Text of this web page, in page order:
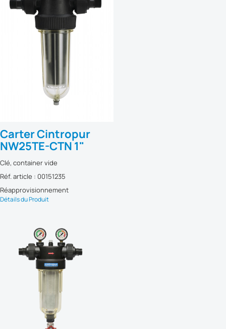
Carter Cintropur
NW25TE-CTN 1"
Clé, container vide
Réf. article : 00151235
Réapprovisionnement
Détails du Produit